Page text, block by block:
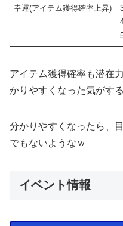
幸運(アイテム獲得確率上昇)
アイテム獲得確率も潜在
かりやすくなった気がする
分かりやすくなったら、
でもないようなｗ
イベント情報